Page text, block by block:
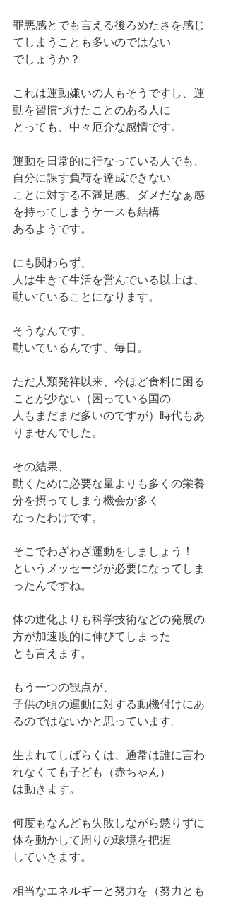
罪悪感とでも言える後ろめたさを感じ
てしまうことも多いのではない
でしょうか？
これは運動嫌いの人もそうですし、運
動を習慣づけたことのある人に
とっても、中々厄介な感情です。
運動を日常的に行なっている人でも、
自分に課す負荷を達成できない
ことに対する不満足感、ダメだなぁ感
を持ってしまうケースも結構
あるようです。
にも関わらず、
人は生きて生活を営んでいる以上は、
動いていることになります。
そうなんです、
動いているんです、毎日。
ただ人類発祥以来、今ほど食料に困る
ことが少ない（困っている国の
人もまだまだ多いのですが）時代もあ
りませんでした。
その結果、
動くために必要な量よりも多くの栄養
分を摂ってしまう機会が多く
なったわけです。
そこでわざわざ運動をしましょう！
というメッセージが必要になってしま
ったんですね。
体の進化よりも科学技術などの発展の
方が加速度的に伸びてしまった
とも言えます。
もう一つの観点が、
子供の頃の運動に対する動機付けにあ
るのではないかと思っています。
生まれてしばらくは、通常は誰に言わ
れなくても子ども（赤ちゃん）
は動きます。
何度もなんども失敗しながら懲りずに
体を動かして周りの環境を把握
していきます。
相当なエネルギーと努力を（努力とも